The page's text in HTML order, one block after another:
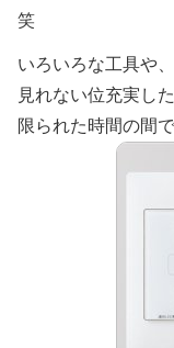
笑
いろいろな工具や
見れない位充実し
限られた時間の間